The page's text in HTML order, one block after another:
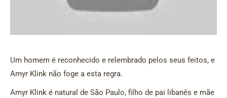
Um homem é reconhecido e relembrado pelos seus feitos, e
Amyr Klink não foge a esta regra.
Amyr Klink é natural de São Paulo, filho de pai libanês e mãe